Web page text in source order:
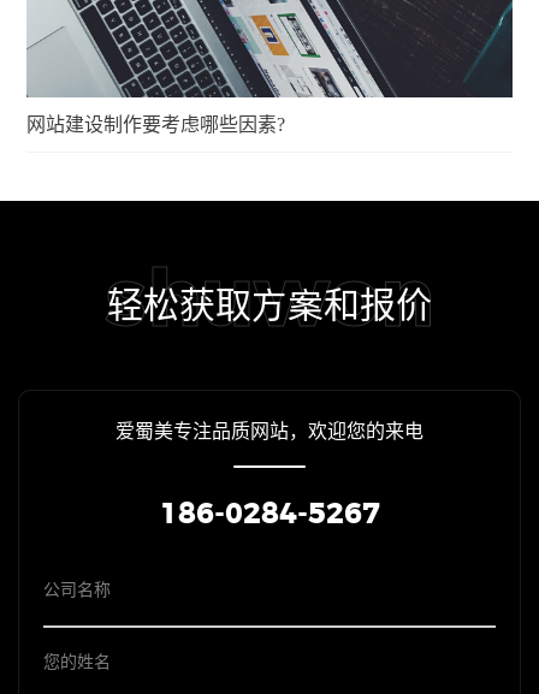
网站建设制作要考虑哪些因素?
shuwon
轻松获取方案和报价
爱蜀美专注品质网站，欢迎您的来电
186-0284-5267